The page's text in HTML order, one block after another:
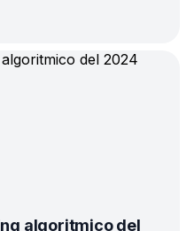
algoritmico del